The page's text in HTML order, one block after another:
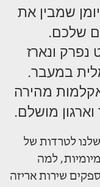
שמבין את
שלכם.
נפרק ונארז
במעבר.
מהירה
מושלם.
לטרדות של
למה
שירות אריזה